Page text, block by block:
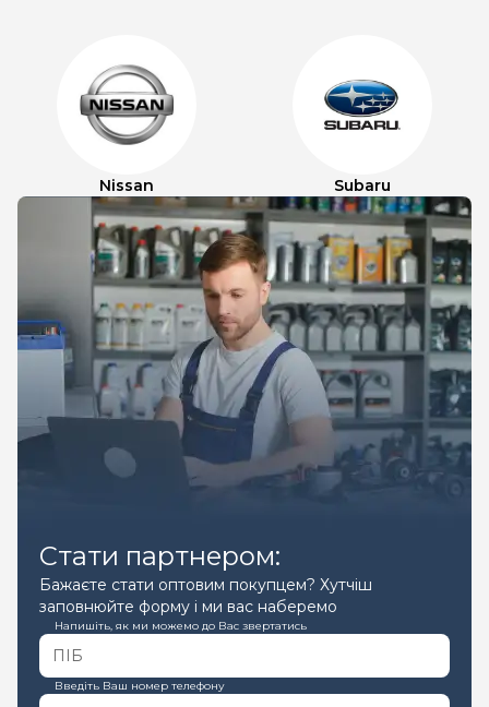
Nissan Subaru
Стати партнером:
Бажаєте стати оптовим покупцем? Хутчіш
заповнюйте форму і ми вас наберемо
Напишіть, як ми можемо до Вас звертатись
Введіть Ваш номер телефону